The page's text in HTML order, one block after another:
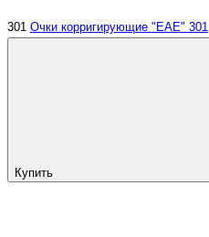
301 Очки корригирующие "EAE" 301
Купить